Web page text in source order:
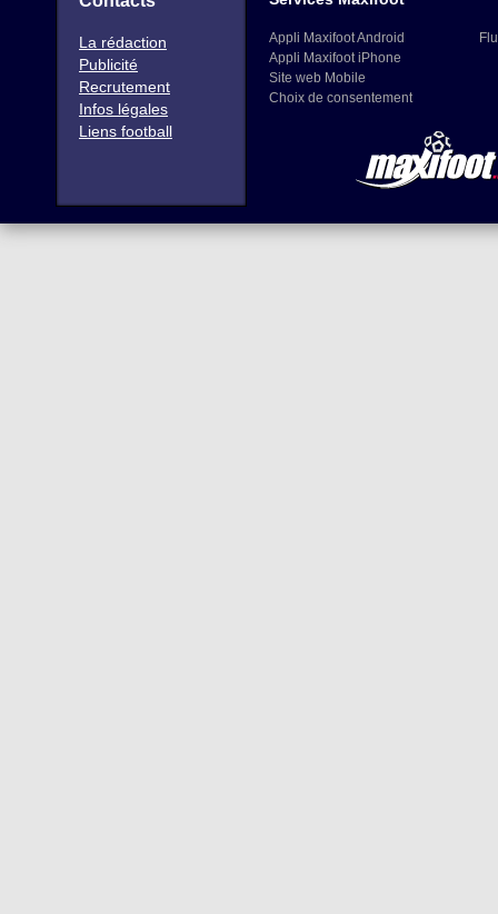
La rédaction
Publicité
Recrutement
Infos légales
Liens football
Appli Maxifoot Android
Appli Maxifoot iPhone
Site web Mobile
Choix de consentement